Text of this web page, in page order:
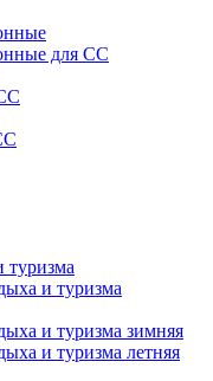
для СС
туризма
и туризма
и туризма зимняя
и туризма летняя